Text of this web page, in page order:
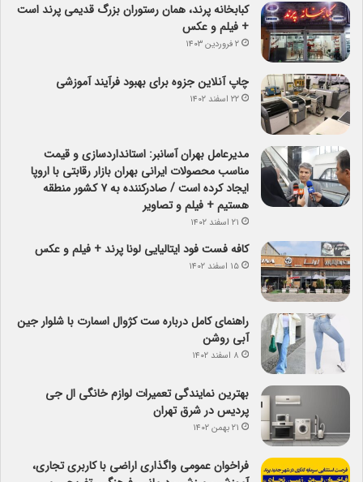
کبابخانه پرند، همان رستوران بزرگ قدیمی پرند است
+ فیلم و عکس
۲ فروردین ۱۴۰۳
چاپ آنلاین جزوه برای بهبود فرآیند آموزشی
۲۲ اسفند ۱۴۰۲
مدیرعامل بهران آسانبر: استانداردسازی و قیمت
مناسب محصولات ایرانی بهران بازار رقابتی با اروپا
ایجاد کرده است / صادرکننده به ۷ کشور منطقه
هستیم + فیلم و تصاویر
۲۱ اسفند ۱۴۰۲
کافه فست فود ایتالیایی لونا پرند + فیلم و عکس
۱۵ اسفند ۱۴۰۲
راهنمای کامل درباره ست کژوال اسمارت با شلوار جین
آبی روشن
۸ اسفند ۱۴۰۲
بهترین نمایندگی تعمیرات لوازم خانگی ال جی
پردیس در شرق تهران
۲۱ بهمن ۱۴۰۲
فراخوان عمومی واگذاری اراضی با کاربری تجاری،